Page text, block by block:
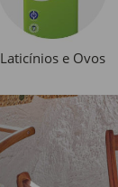
Laticínios e Ovos